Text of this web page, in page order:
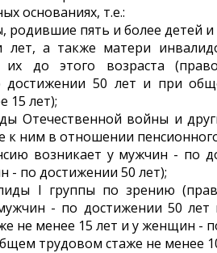
основаниях, т.е.:
пять и более детей и
лет, а также матери
их до этого возраста
достижении 50 лет и при
15 лет);
Отечественной войны и
к ним в отношении
возникает у мужчин - по
- по достижении 50 лет);
I группы по зрению
- по достижении 50
не менее 15 лет и у женщин -
трудовом стаже не менее